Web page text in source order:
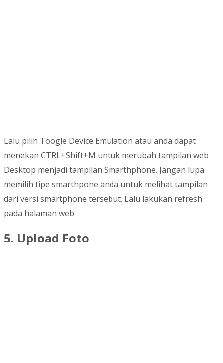
Lalu pilih Toogle Device Emulation atau anda dapat
menekan CTRL+Shift+M untuk merubah tampilan web
Desktop menjadi tampilan Smarthphone. Jangan lupa
memilih tipe smarthpone anda untuk melihat tampilan
dari versi smartphone tersebut. Lalu lakukan refresh
pada halaman web
5. Upload Foto